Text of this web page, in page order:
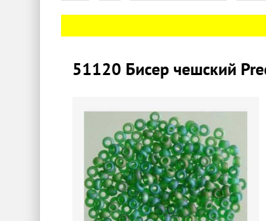
51120 Бисер чешский